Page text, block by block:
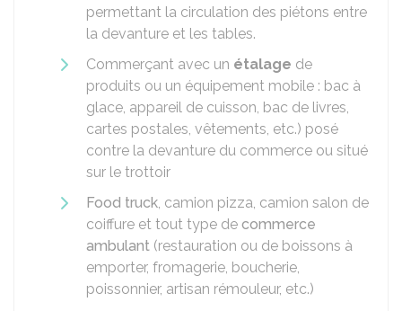
permettant la circulation des piétons entre
la devanture et les tables.
Commerçant avec un étalage de
produits ou un équipement mobile : bac à
glace, appareil de cuisson, bac de livres,
cartes postales, vêtements, etc.) posé
contre la devanture du commerce ou situé
sur le trottoir
Food truck, camion pizza, camion salon de
coiffure et tout type de commerce
ambulant (restauration ou de boissons à
emporter, fromagerie, boucherie,
poissonnier, artisan rémouleur, etc.)